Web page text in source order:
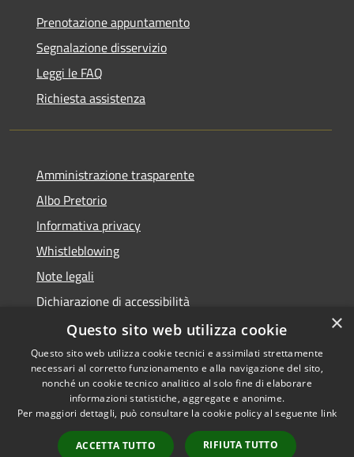
Prenotazione appuntamento
Segnalazione disservizio
Leggi le FAQ
Richiesta assistenza
Amministrazione trasparente
Albo Pretorio
Informativa privacy
Whistleblowing
Note legali
Dichiarazione di accessibilità
Feedback accessibilità
RSS
Accessibilità
Copyright © 2026 • Comune di
Municipium•
Accesso
×
Questo sito web utilizza cookie
Questo sito web utilizza cookie tecnici e assimilati strettamente
necessari al corretto funzionamento e alla navigazione del sito,
nonché un cookie tecnico analitico al solo fine di elaborare
informazioni statistiche, aggregate e anonime.
Per maggiori dettagli, può consultare la cookie policy al seguente link
ACCETTA TUTTO RIFIUTA TUTTO